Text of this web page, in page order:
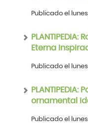
Publicado el
PLANTIPEDIA:
Eterna
Publicado el
ornamental
Publicado el